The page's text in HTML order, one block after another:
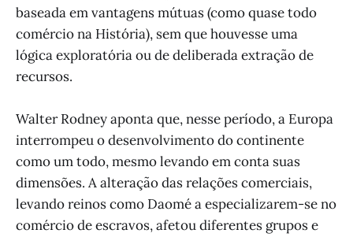
baseada em vantagens mútuas (como quase todo
comércio na História), sem que houvesse uma
lógica exploratória ou de deliberada extração de
recursos.
Walter Rodney aponta que, nesse período, a Europa
interrompeu o desenvolvimento do continente
como um todo, mesmo levando em conta suas
dimensões. A alteração das relações comerciais,
levando reinos como Daomé a especializarem-se no
comércio de escravos, afetou diferentes grupos e